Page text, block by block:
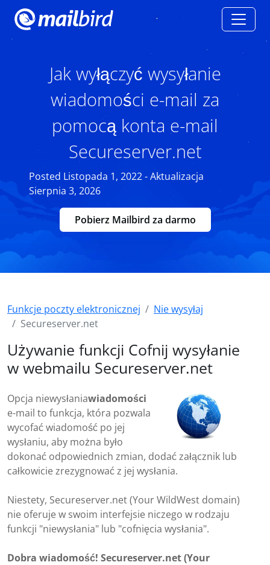
Jak wyłączyć wysyłanie
wiadomości e-mail za
pomocą konta e-mail
Secureserver.net
Posted Listopada 1, 2022 - Aktualizacja
Sierpnia 3, 2026
Pobierz Mailbird za darmo
Funkcje poczty elektronicznej
Nie wysyłaj
Secureserver.net
Używanie funkcji Cofnij wysyłanie
w webmailu Secureserver.net
Opcja niewysłaniawiadomości
e-mail to funkcja, która pozwala
wycofać wiadomość po jej
wysłaniu, aby można było
dokonać odpowiednich zmian, dodać załącznik lub
całkowicie zrezygnować z jej wysłania.
Niestety, Secureserver.net (Your WildWest domain)
nie oferuje w swoim interfejsie niczego w rodzaju
funkcji "niewysłania" lub "cofnięcia wysłania".
Dobra wiadomość! Secureserver.net (Your